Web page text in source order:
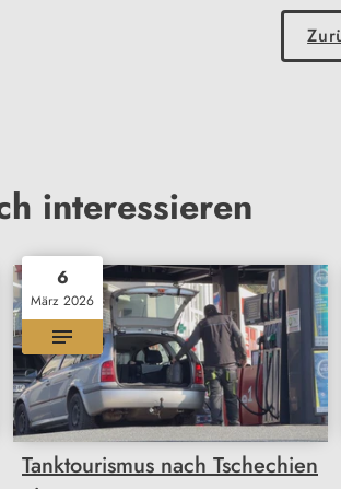
interessieren
6
März 2026
Tanktourismus nach Tschechien